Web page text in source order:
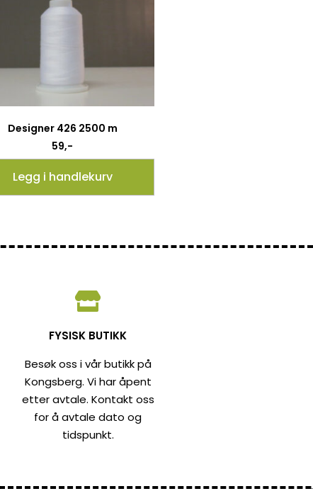
Designer 426 2500 m
59,-
Legg i handlekurv
FYSISK BUTIKK
Besøk oss i vår butikk på
Kongsberg. Vi har åpent
etter avtale. Kontakt oss
for å avtale dato og
tidspunkt.